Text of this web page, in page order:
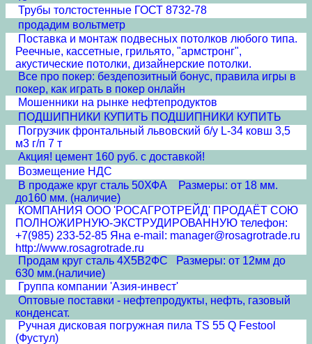
Трубы толстостенные ГОСТ 8732-78
продадим вольтметр
Поставка и монтаж подвесных потолков любого типа.
Реечные, кассетные, грильято, "армстронг",
акустические потолки, дизайнерские потолки.
Все про покер: бездепозитный бонус, правила игры в
покер, как играть в покер онлайн
Мошенники на рынке нефтепродуктов
ПОДШИПНИКИ КУПИТЬ ПОДШИПНИКИ КУПИТЬ
Погрузчик фронтальный львовский б/у L-34 ковш 3,5
м3 г/п 7 т
Акция! цемент 160 руб. с доставкой!
Возмещение НДС
В продаже круг сталь 50ХФА Размеры: от 18 мм.
до160 мм. (наличие)
КОМПАНИЯ ООО 'РОСАГРОТРЕЙД' ПРОДАЁТ СОЮ
ПОЛНОЖИРНУЮ-ЭКСТРУДИРОВАННУЮ телефон:
+7(985) 233-52-85 Яна e-mail: manager@rosagrotrade.ru
http://www.rosagrotrade.ru
Продам круг сталь 4Х5В2ФС Размеры: от 12мм до
630 мм.(наличие)
Группа компании 'Азия-инвест'
Оптовые поставки - нефтепродукты, нефть, газовый
конденсат.
Ручная дисковая погружная пила TS 55 Q Festool
(Фустул)